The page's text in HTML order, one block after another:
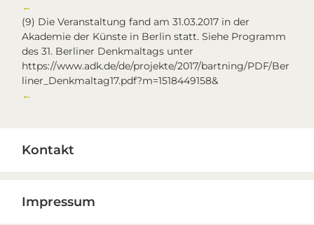
←
(9) Die Veranstaltung fand am 31.03.2017 in der
Akademie der Künste in Berlin statt. Siehe Programm
des 31. Berliner Denkmaltags unter
https://www.adk.de/de/projekte/2017/bartning/PDF/Ber
liner_Denkmaltag17.pdf?m=1518449158&
←
Sidebar
Kontakt
Impressum